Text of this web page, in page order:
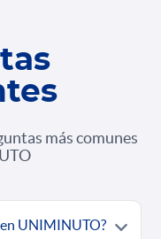
más comunes
UNIMINUTO?